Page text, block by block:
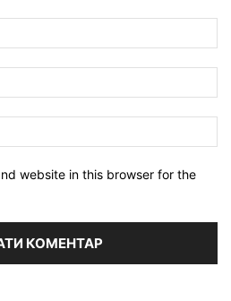
website in this browser for the